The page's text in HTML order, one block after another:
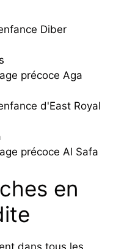
Diber
précoce Aga
d'East Royal
précoce Al Safa
en
dans tous les